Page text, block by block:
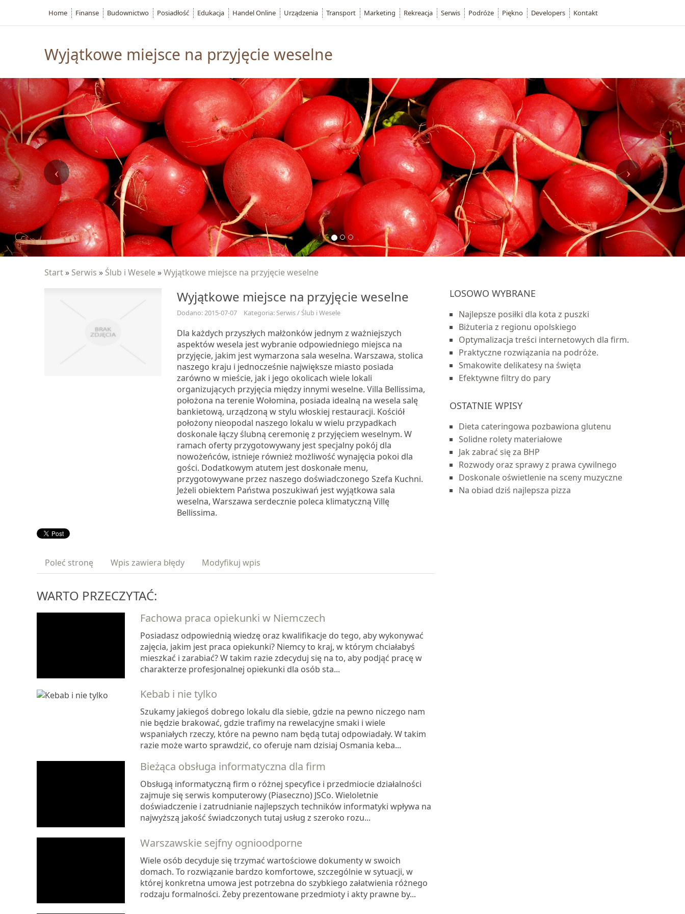
Wyjątkowe miejsce na przyjęcie weselne
Start » Serwis » Ślub i Wesele »Wyjątkowe miejsce na przyjęcie weselne
Wyjątkowe miejsce na przyjęcie weselne
Dodano: 2015-07-07 Kategoria: Serwis / Ślub i Wesele
Dla każdych przyszłych małżonków jednym z ważniejszych
aspektów wesela jest wybranie odpowiedniego miejsca na
przyjęcie, jakim jest wymarzona sala weselna. Warszawa, stolica
naszego kraju i jednocześnie największe miasto posiada
zarówno w mieście, jak i jego okolicach wiele lokali
organizujących przyjęcia między innymi weselne. Villa Bellissima,
położona na terenie Wołomina, posiada idealną na wesela salę
bankietową, urządzoną w stylu włoskiej restauracji. Kościół
położony nieopodal naszego lokalu w wielu przypadkach
doskonale łączy ślubną ceremonię z przyjęciem weselnym. W
ramach oferty przygotowywany jest specjalny pokój dla
nowożeńców, istnieje również możliwość wynajęcia pokoi dla
gości. Dodatkowym atutem jest doskonałe menu,
przygotowywane przez naszego doświadczonego Szefa Kuchni.
Jeżeli obiektem Państwa poszukiwań jest wyjątkowa sala
weselna, Warszawa serdecznie poleca klimatyczną Villę
Bellissima.
Poleć stronę Wpis zawiera błędy Modyfikuj wpis
WARTO PRZECZYTAĆ:
Fachowa praca opiekunki w Niemczech
Posiadasz odpowiednią wiedzę oraz kwalifikacje do tego, aby wykonywać
zajęcia, jakim jest praca opiekunki? Niemcy to kraj, w którym chciałabyś
mieszkać i zarabiać? W takim razie zdecyduj się na to, aby podjąć pracę w
charakterze profesjonalnej opiekunki dla osób sta...
Kebab i nie tylko
Szukamy jakiegoś dobrego lokalu dla siebie, gdzie na pewno niczego nam
nie będzie brakować, gdzie trafimy na rewelacyjne smaki i wiele
wspaniałych rzeczy, które na pewno nam będą tutaj odpowiadały. W takim
razie może warto sprawdzić, co oferuje nam dzisiaj Osmania keba...
Bieżąca obsługa informatyczna dla firm
Obsługą informatyczną firm o różnej specyfice i przedmiocie działalności
zajmuje się serwis komputerowy (Piaseczno) JSCo. Wieloletnie
doświadczenie i zatrudnianie najlepszych techników informatyki wpływa na
najwyższą jakość świadczonych tutaj usług z szeroko rozu...
Warszawskie sejfny ognioodporne
Wiele osób decyduje się trzymać wartościowe dokumenty w swoich
domach. To rozwiązanie bardzo komfortowe, szczególnie w sytuacji, w
której konkretna umowa jest potrzebna do szybkiego załatwienia różnego
rodzaju formalności. Żeby prezentowane przedmioty i akty prawne by...
LOSOWO WYBRANE
Najlepsze posiłki dla kota z puszki
Biżuteria z regionu opolskiego
Optymalizacja treści internetowych dla firm.
Praktyczne rozwiązania na podróże.
Smakowite delikatesy na święta
Efektywne filtry do pary
OSTATNIE WPISY
Dieta cateringowa pozbawiona glutenu
Solidne rolety materiałowe
Jak zabrać się za BHP
Rozwody oraz sprawy z prawa cywilnego
Doskonale oświetlenie na sceny muzyczne
Na obiad dziś najlepsza pizza
Home Finanse Budownictwo Posiadłość Edukacja Handel Online Urządzenia Transport Marketing Rekreacja Serwis Podróże Piękno Developers Kontakt